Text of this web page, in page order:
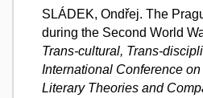
SLÁDEK, Ondřej. The
during the Second World
Trans-cultural, Trans-
International Conference
Literary Theories and